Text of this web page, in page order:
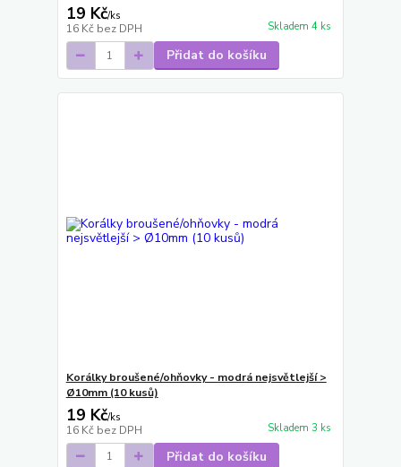
19 Kč/ks
16 Kč bez DPH Skladem 4 ks
Přidat do košíku
Korálky broušené/ohňovky - modrá nejsvětlejší >
Ø10mm (10 kusů)
19 Kč/ks
16 Kč bez DPH Skladem 3 ks
Přidat do košíku